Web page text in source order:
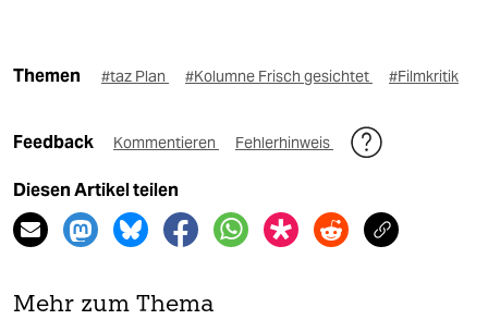
Themen #taz Plan #Kolumne Frisch gesichtet #Filmkritik
Feedback Kommentieren Fehlerhinweis
Diesen Artikel teilen
Mehr zum Thema